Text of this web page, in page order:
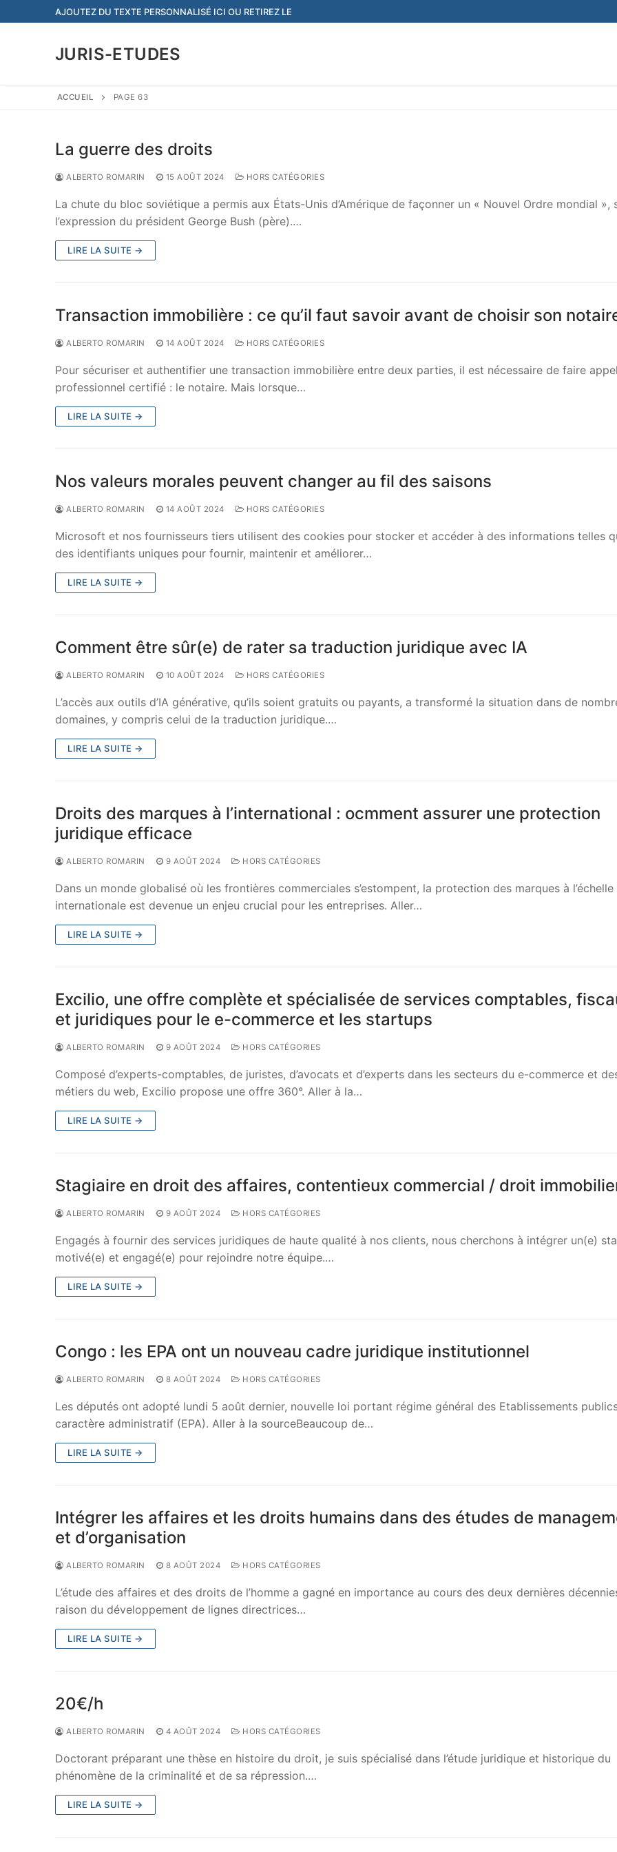
au
AJOUTEZ DU TEXTE PERSONNALISÉ ICI OU RETIREZ LE
JURIS-ETUDES
ACCUEIL PAGE 63
La guerre des droits
ALBERTO ROMARIN 15 AOÛT 2024 HORS CATÉGORIES
La chute du bloc soviétique a permis aux États-Unis d’Amérique de façonner un « Nouvel Ordre mondial »,
l’expression du président George Bush (père).…
LIRE LA SUITE →
Transaction immobilière : ce qu’il faut savoir avant de choisir son
ALBERTO ROMARIN 14 AOÛT 2024 HORS CATÉGORIES
Pour sécuriser et authentifier une transaction immobilière entre deux parties, il est nécessaire de faire
professionnel certifié : le notaire. Mais lorsque…
LIRE LA SUITE →
Nos valeurs morales peuvent changer au fil des saisons
ALBERTO ROMARIN 14 AOÛT 2024 HORS CATÉGORIES
Microsoft et nos fournisseurs tiers utilisent des cookies pour stocker et accéder à des informations telles
des identifiants uniques pour fournir, maintenir et améliorer…
LIRE LA SUITE →
Comment être sûr(e) de rater sa traduction juridique avec IA
ALBERTO ROMARIN 10 AOÛT 2024 HORS CATÉGORIES
L’accès aux outils d’IA générative, qu’ils soient gratuits ou payants, a transformé la situation dans de
domaines, y compris celui de la traduction juridique.…
LIRE LA SUITE →
Droits des marques à l’international : ocmment assurer une protection
juridique efficace
ALBERTO ROMARIN 9 AOÛT 2024 HORS CATÉGORIES
Dans un monde globalisé où les frontières commerciales s’estompent, la protection des marques à l’échelle
internationale est devenue un enjeu crucial pour les entreprises. Aller…
LIRE LA SUITE →
Excilio, une offre complète et spécialisée de services comptables,
et juridiques pour le e-commerce et les startups
ALBERTO ROMARIN 9 AOÛT 2024 HORS CATÉGORIES
Composé d’experts-comptables, de juristes, d’avocats et d’experts dans les secteurs du e-commerce et
métiers du web, Excilio propose une offre 360°. Aller à la…
LIRE LA SUITE →
Stagiaire en droit des affaires, contentieux commercial / droit
ALBERTO ROMARIN 9 AOÛT 2024 HORS CATÉGORIES
Engagés à fournir des services juridiques de haute qualité à nos clients, nous cherchons à intégrer un(e)
motivé(e) et engagé(e) pour rejoindre notre équipe.…
LIRE LA SUITE →
Congo : les EPA ont un nouveau cadre juridique institutionnel
ALBERTO ROMARIN 8 AOÛT 2024 HORS CATÉGORIES
Les députés ont adopté lundi 5 août dernier, nouvelle loi portant régime général des Etablissements
caractère administratif (EPA). Aller à la sourceBeaucoup de…
LIRE LA SUITE →
Intégrer les affaires et les droits humains dans des études de
et d’organisation
ALBERTO ROMARIN 8 AOÛT 2024 HORS CATÉGORIES
L’étude des affaires et des droits de l’homme a gagné en importance au cours des deux dernières
raison du développement de lignes directrices…
LIRE LA SUITE →
20€/h
ALBERTO ROMARIN 4 AOÛT 2024 HORS CATÉGORIES
Doctorant préparant une thèse en histoire du droit, je suis spécialisé dans l’étude juridique et historique du
phénomène de la criminalité et de sa répression.…
LIRE LA SUITE →